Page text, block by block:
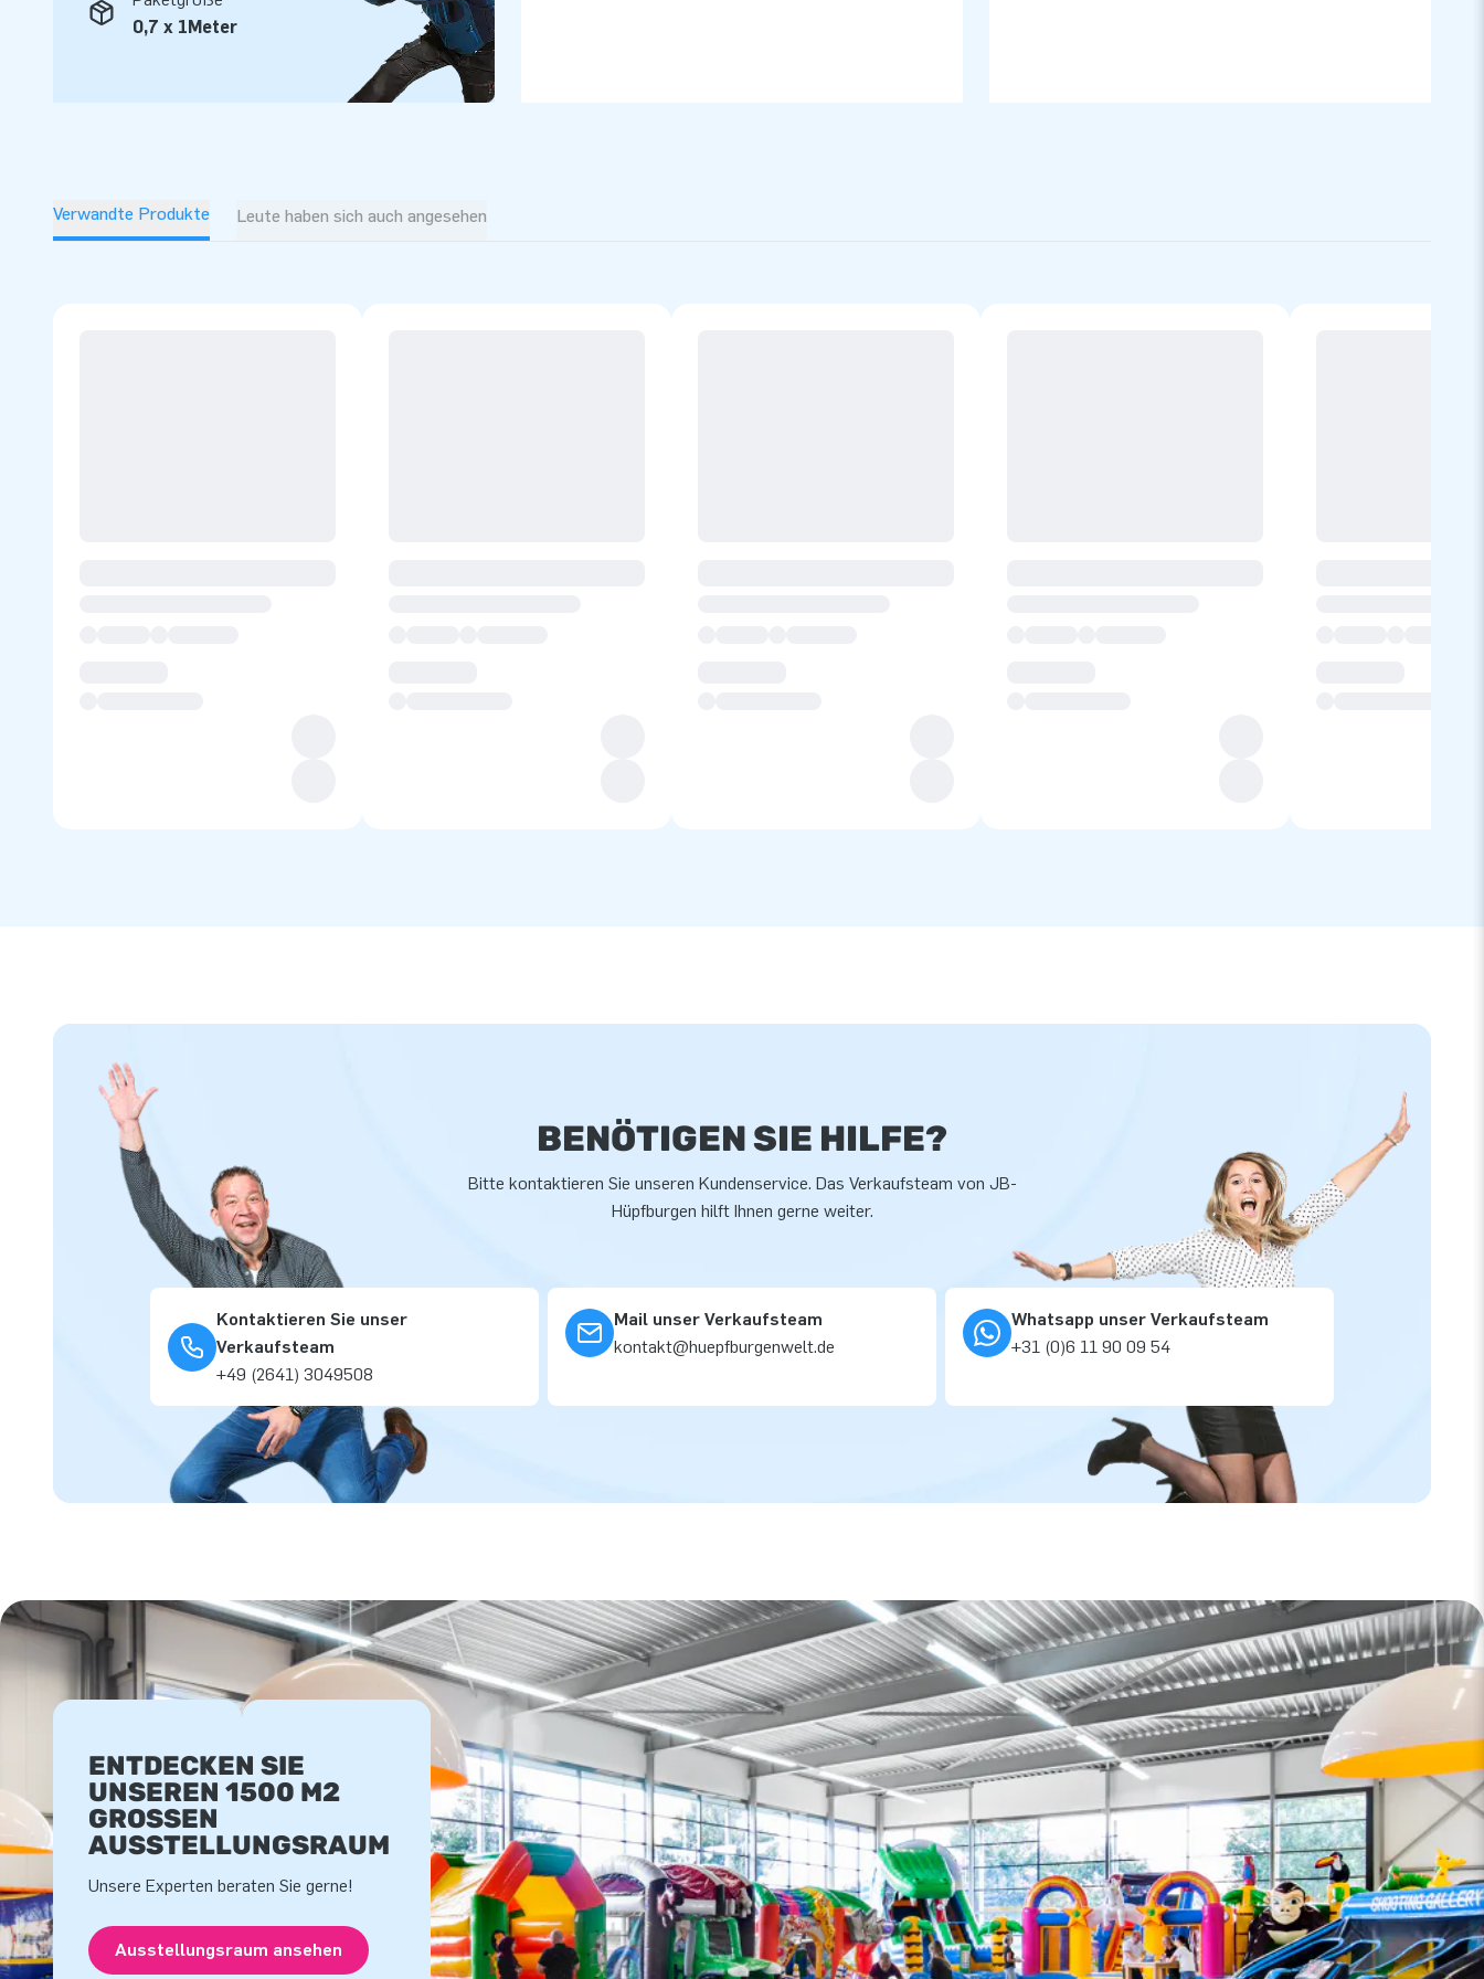
0,7 x 1Meter
Verwandte Produkte Leute haben sich auch angesehen
BENÖTIGEN SIE HILFE?
Bitte kontaktieren Sie unseren Kundenservice. Das Verkaufsteam von JB-
Hüpfburgen hilft Ihnen gerne weiter.
Kontaktieren Sie unser
Verkaufsteam
+49 (2641) 3049508
Mail unser Verkaufsteam
kontakt@huepfburgenwelt.de
Whatsapp unser Verkaufsteam
+31 (0)6 11 90 09 54
ENTDECKEN SIE
UNSEREN 1500 M2
GROSSEN A
USSTELLUNGSRAUM
Unsere Experten beraten Sie gerne!
Ausstellungsraum ansehen